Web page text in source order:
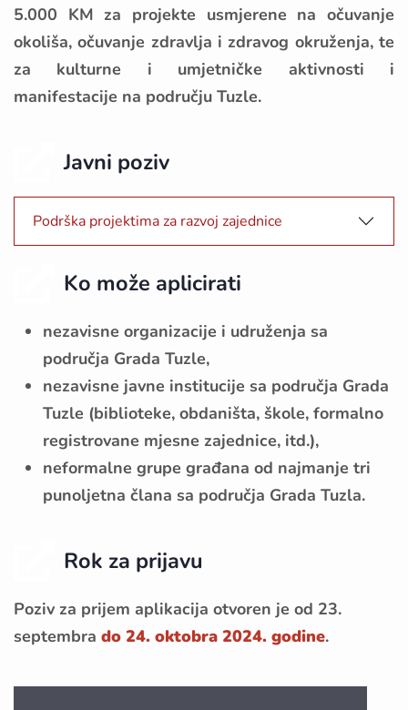
5.000 KM za projekte usmjerene na očuvanje
okoliša, očuvanje zdravlja i zdravog okruženja, te
za kulturne i umjetničke aktivnosti i
manifestacije na području Tuzle.
Javni poziv
Podrška projektima za razvoj zajednice
Ko može aplicirati
nezavisne organizacije i udruženja sa
područja Grada Tuzle,
nezavisne javne institucije sa područja Grada
Tuzle (biblioteke, obdaništa, škole, formalno
registrovane mjesne zajednice, itd.),
neformalne grupe građana od najmanje tri
punoljetna člana sa područja Grada Tuzla.
Rok za prijavu
Poziv za prijem aplikacija otvoren je od 23.
septembra do 24. oktobra 2024. godine.